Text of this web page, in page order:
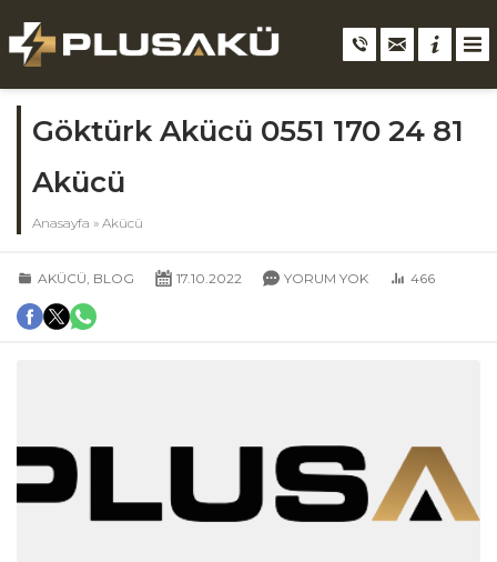
Göktürk Akücü 0551 170 24 81
Akücü
Anasayfa » Akücü
AKÜCÜ BLOG 17.10.2022 YORUM YOK 466